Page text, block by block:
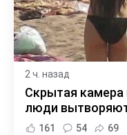
2 ч. назад
Скрытая
люди
161 54 69